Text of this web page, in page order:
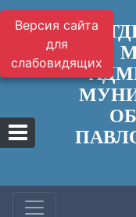
Версия сайта
для
слабовидящих